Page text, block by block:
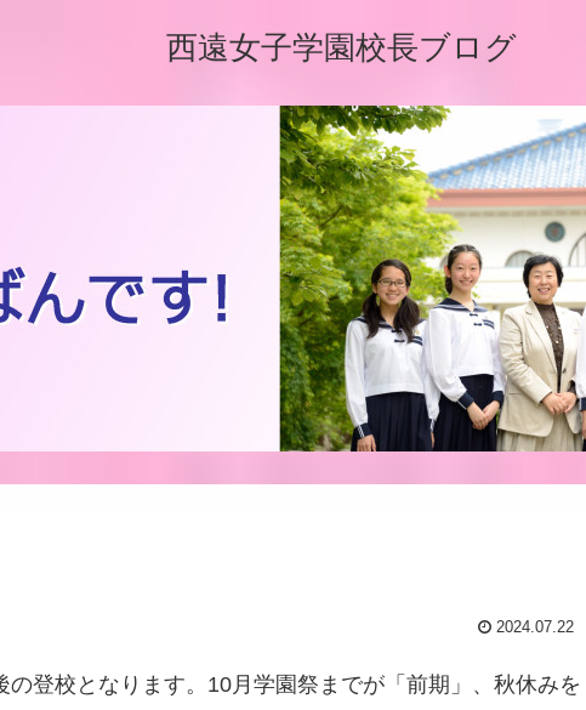
西遠女子学園校長ブログ
2024.07.22
登校となります。10月学園祭までが「前期」、秋休みを